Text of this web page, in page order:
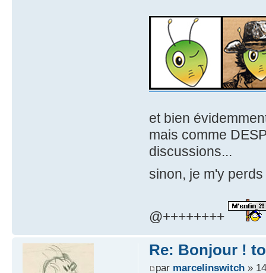
et bien
mais comme
discussions...
sinon, je m'y
@++++++++
Re: Bonjour !
par marcelinswitch»